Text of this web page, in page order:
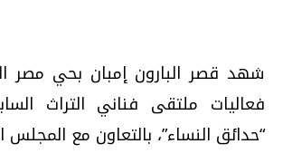
شهد قصر البارون إمبان بحي مصر
فعاليات ملتقى فناني التراث
“حدائق النساء”، بالتعاون مع المجلس